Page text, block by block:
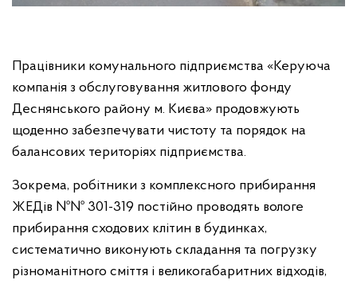
Працівники комунального підприємства «Керуюча
компанія з обслуговування житлового фонду
Деснянського району м. Києва» продовжують
щоденно забезпечувати чистоту та порядок на
балансових територіях підприємства.
Зокрема, робітники з комплексного прибирання
ЖЕДів №№ 301-319 постійно проводять вологе
прибирання сходових клітин в будинках,
систематично виконують складання та погрузку
різноманітного сміття і великогабаритних відходів,